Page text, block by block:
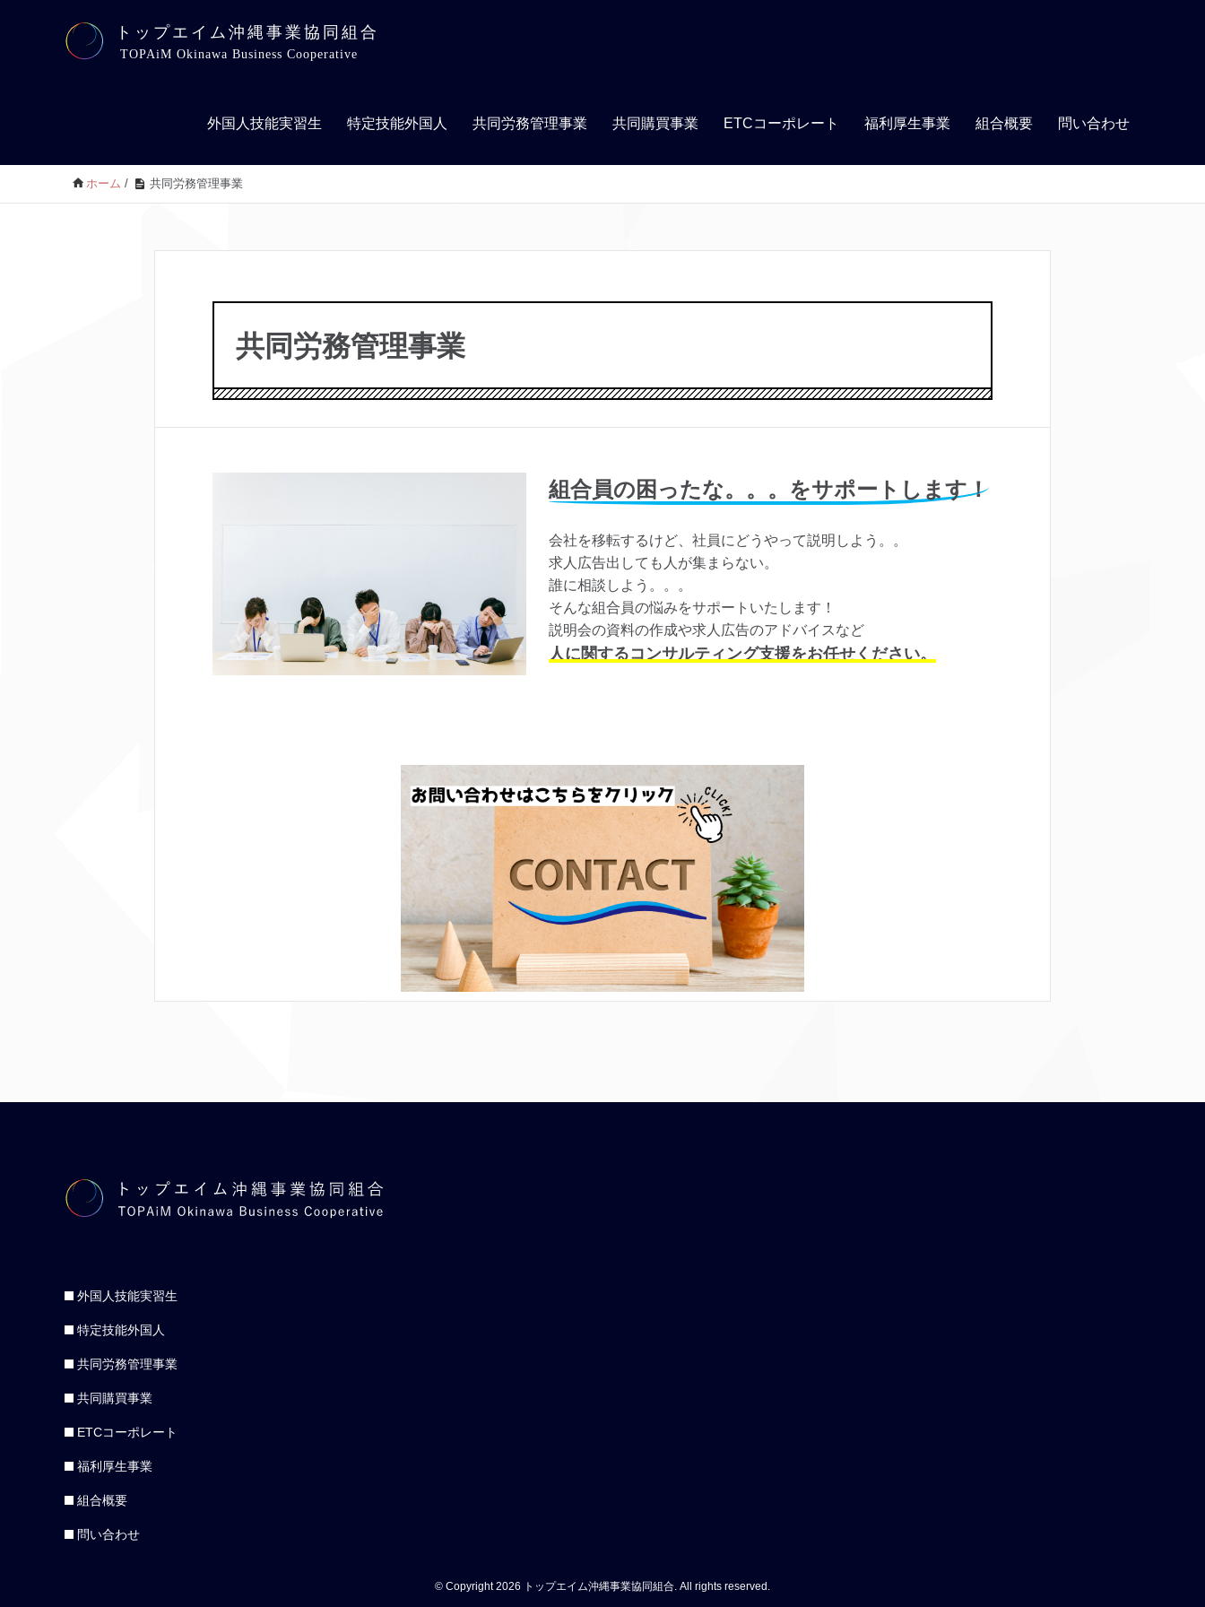
外国人技能実習生 特定技能外国人 共同労務管理事業 共同購買事業 ETCコーポレート 福利厚生事業 組合概要 問い合わせ
ホーム / 共同労務管理事業
共同労務管理事業
組合員の困ったな。。。をサポートします！
会社を移転するけど、社員にどうやって説明しよう。。
求人広告出しても人が集まらない。
誰に相談しよう。。。
そんな組合員の悩みをサポートいたします！
説明会の資料の作成や求人広告のアドバイスなど
人に関するコンサルティング支援をお任せください。
外国人技能実習生
特定技能外国人
共同労務管理事業
共同購買事業
ETCコーポレート
福利厚生事業
組合概要
問い合わせ
© Copyright 2026 トップエイム沖縄事業協同組合. All rights reserved.